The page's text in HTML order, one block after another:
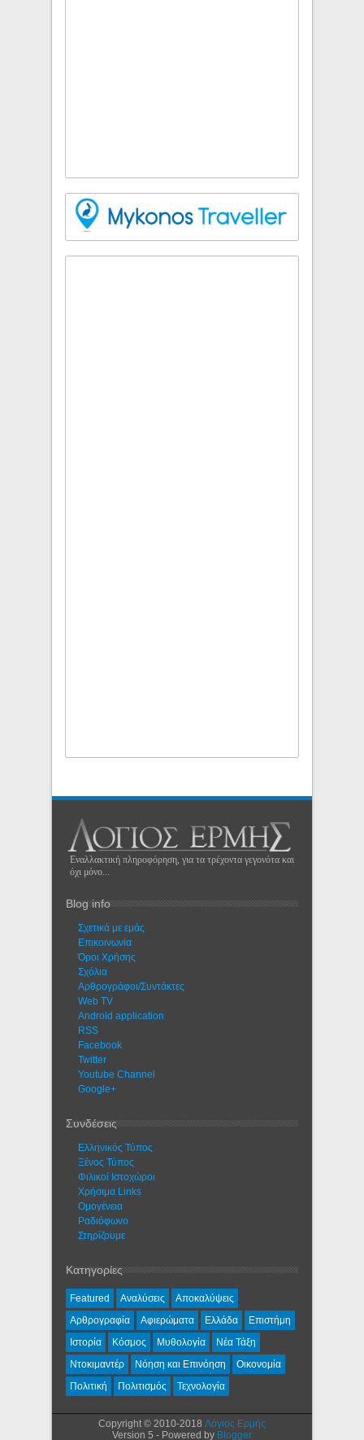
Εναλλακτική πληροφόρηση, για τα τρέχοντα γεγονότα και
όχι μόνο...
Blog info
Σχετικά με εμάς
Eπικοινωνία
Όροι Χρήσης
Σχόλια
Αρθρογράφοι/Συντάκτες
Web TV
Android application
RSS
Facebook
Twitter
Youtube Channel
Google+
Συνδέσεις
Ελληνικός Τύπος
Ξένος Τύπος
Φιλικοί Ιστοχώροι
Χρήσιμα Links
Ομογένεια
Ραδιόφωνο
Στηρίζουμε
Κατηγορίες
Featured Αναλύσεις
Αποκαλύψεις
Αρθρογραφία
Αφιερώματα Ελλάδα
Επιστήμη
Ιστορία
Κόσμος Μυθολογία
Νέα Τάξη
Ντοκιμαντέρ
Νόηση και Επινόηση
Οικονομία
Πολιτική
Πολιτισμός Τεχνολογία
Copyright © 2010-2018 Λόγιος Ερμής
Version 5 - Powered by Blogger